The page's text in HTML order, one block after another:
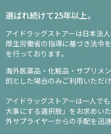
選ばれ続けて25年以上。
アイドラッグストアーは日本法
厚生労働省の指導に基づき法令を
を行っております。
海外医薬品・化粧品・サプリメ
的とした場合のみご利用いただけ
アイドラッグストアーは一人で
大事にする選択肢」をお求めい
外サプライヤーからの手配を迅